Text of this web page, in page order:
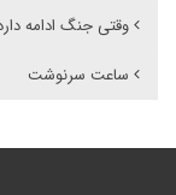
وقتی جنگ ادامه
ساعت سرنوشت